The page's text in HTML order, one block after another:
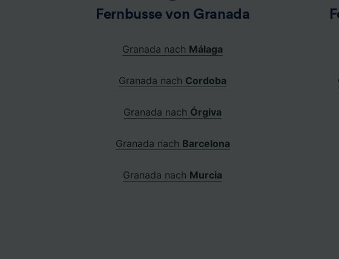
Fernbusse von Granada
Granada nach Málaga
Granada nach Cordoba
Granada nach Órgiva
Granada nach Barcelona
Granada nach Murcia